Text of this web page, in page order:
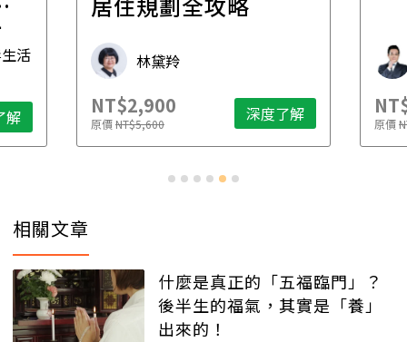
解
財稅專家 朱家棟
NT$2,500
原價NT$4,888 深度了解 原價
相關文章
什麼是真正的「五福臨門」？
後半生的福氣，其實是「養」
出來的！